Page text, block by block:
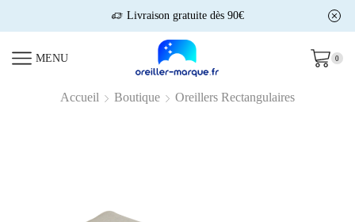
Livraison gratuite dès 90€
MENU 0
Accueil Boutique Oreillers Rectangulaires